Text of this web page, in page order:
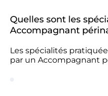
Quelles sont les
Accompagnant
Les spécialités
par un Accompagnant